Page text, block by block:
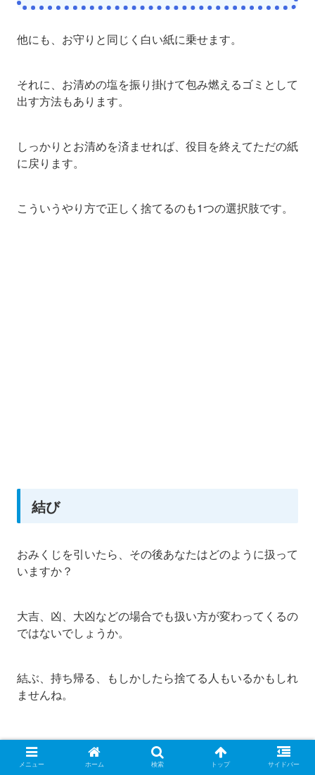
他にも、お守りと同じく白い紙に乗せます。
それに、お清めの塩を振り掛けて包み燃えるゴミとして
出す方法もあります。
しっかりとお清めを済ませれば、役目を終えてただの紙
に戻ります。
こういうやり方で正しく捨てるのも1つの選択肢です。
結び
おみくじを引いたら、その後あなたはどのように扱って
いますか？
大吉、凶、大凶などの場合でも扱い方が変わってくるの
ではないでしょうか。
結ぶ、持ち帰る、もしかしたら捨てる人もいるかもしれ
ませんね。
結ぶ以外は保管となり、いずれ捨てることになると思い
メニュー ホーム 検索 トップ サイドバー